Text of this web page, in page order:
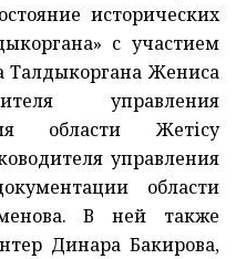
исторических
с участием
Талдыкоргана Жениса
управления
области Жетісу
управления
области
В ней также
Динара Бакирова,